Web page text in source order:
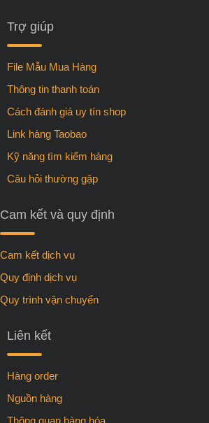
Trợ giúp
File Mẫu Mua Hàng
Thông tin thanh toán
Cách đánh giá uy tín shop
Link hàng Taobao
Kỹ năng tìm kiếm hàng
Câu hỏi thường gặp
Cam kết và quy định
Cam kết dịch vụ
Quy định dịch vụ
Quy trình vận chuyển
Liên kết
Hàng order
Nguồn hàng
Thông quan hàng hóa